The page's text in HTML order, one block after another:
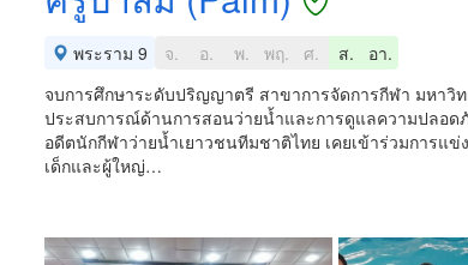
พระราม 9 จ. อ. พ. พฤ. ศ. ส.
อา.
จบการศึกษาระดับปริญญาตรี สาขาการจัดการกีฬา มหา
ประสบการณ์ด้านการสอนว่ายน้ำและการดูแลความปลอด
อดีตนักกีฬาว่ายน้ำเยาวชนทีมชาติไทย เคยเข้าร่วมการ
เด็กและผู้ใหญ่…